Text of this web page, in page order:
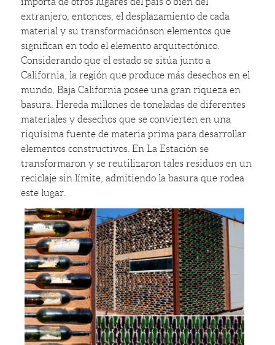
extranjero, entonces, el desplazamiento de cada
material y su transformaciónson elementos que
significan en todo el elemento arquitectónico.
Considerando que el estado se sitúa junto a
California, la región que produce más desechos en el
mundo, Baja California posee una gran riqueza en
basura. Hereda millones de toneladas de diferentes
materiales y desechos que se convierten en una
riquísima fuente de materia prima para desarrollar
elementos constructivos. En La Estación se
transformaron y se reutilizaron tales residuos en un
reciclaje sin límite, admitiendo la basura que rodea
este lugar.